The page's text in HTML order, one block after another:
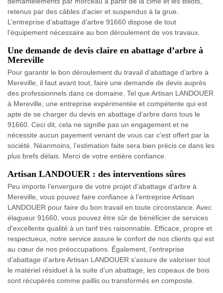
retenus par des câbles d’acier et suspendus à la grue.
L’entreprise d’abattage d’arbre 91660 dispose de tout
l’équipement nécessaire au bon déroulement de vos travaux.
Une demande de devis claire en abattage d’arbre à
Mereville
Pour garantir le bon déroulement du travail d’abattage d’arbre à
Mereville, il faut avant tout, faire une demande de devis auprès
des professionnels dans ce domaine. Tel que Artisan LANDOUER
à Mereville, une entreprise expérimentée et compétente qui est
apte de se charger du devis en abattage d’arbre dans tous le
91660. Ceci dit, cela ne signifie pas un engagement et ne
nécessite aucun payement venant de vous car c’est offert par la
société. Néanmoins, l’estimation faite sera bien précis ce dans les
plus brefs délais. Merci de votre entière confiance.
Artisan LANDOUER : des interventions sûres
Peu importe l’envergure de votre projet d’abattage d’arbre à
Mereville, vous pouvez faire confiance à l’entreprise Artisan
LANDOUER pour faire du bon travail en toute circonstance. Avec
élagueur 91660, vous pouvez être sûr de bénéficier de services
d'excellente qualité à un tarif très raisonnable. Efficace, propre et
respectueux, notre service assure le confort de nos clients qui est
au cœur de nos préoccupations. Également, l’entreprise
d’abattage d’arbre Artisan LANDOUER s’assure de valoriser tout
le matériel résiduel à la suite d’un abattage, les copeaux de bois
sont récupérés comme paillis ou transformés en composte.